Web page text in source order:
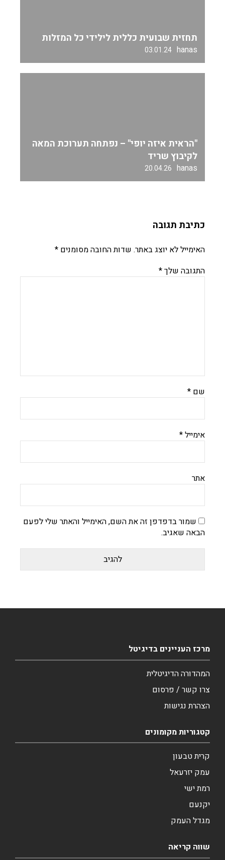
תחזית שבועית כללית לילידי כל המזלות
hanas
03.01.24
"הראית איזה יופי" – נפתחה תערוכת המאה
לקיבוץ שריד
hanas
20.04.26
כתיבת תגובה
האימייל לא יוצג באתר. שדות החובה מסומנים *
התגובה שלך*
שם *
אימייל*
אתר
שמור בדפדפן זה את השם, האימייל והאתר שלי לפעם
הבאה שאגיב.
מרכז העניינים בדיגיטל
המהדורה הדיגיטלית
צרו קשר / פרסום
הצהרת נגישות
קטגוריות מקומונים
קרית טבעון
עמק יזרעאל
רמת ישי
יקנעם
מגדל העמק
שווה קריאה